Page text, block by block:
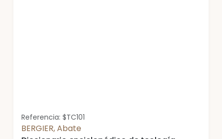
Referencia: $TC101
BERGIER, Abate